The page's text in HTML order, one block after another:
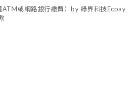
或網路銀行繳費）by 綠界科技Ecpay